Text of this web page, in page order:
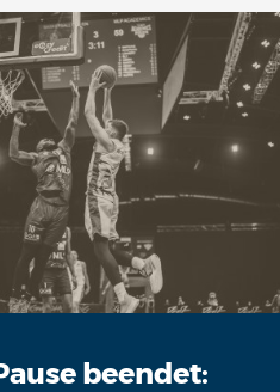
beendet: